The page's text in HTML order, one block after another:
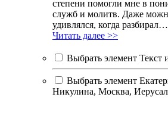
степени помогли мне в
служб и молитв. Даже
удивлялся, когда разбирал…
Читать далее >>
Выбрать элемент Текст
Выбрать элемент
Никулина, Москва,